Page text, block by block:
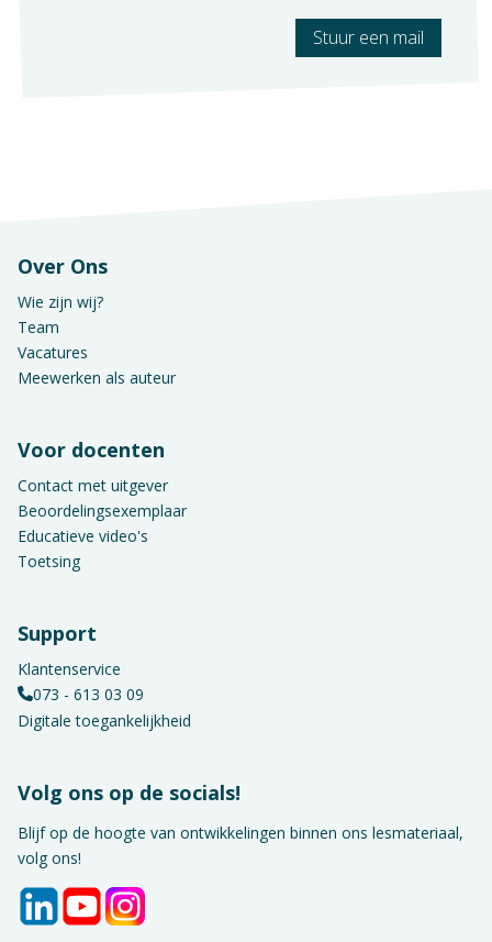
Stuur een mail
Over Ons
Wie zijn wij?
Team
Vacatures
Meewerken als auteur
Voor docenten
Contact met uitgever
Beoordelingsexemplaar
Educatieve video's
Toetsing
Support
Klantenservice
073 - 613 03 09
Digitale toegankelijkheid
Volg ons op de socials!
Blijf op de hoogte van ontwikkelingen binnen ons lesmateriaal,
volg ons!